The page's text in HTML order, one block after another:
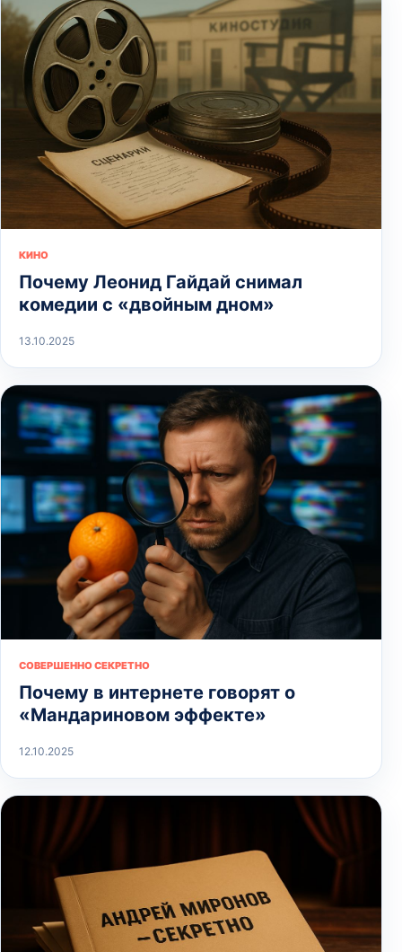
КИНО
Почему Леонид Гайдай снимал
комедии с «двойным дном»
13.10.2025
СОВЕРШЕННО СЕКРЕТНО
Почему в интернете говорят о
«Мандариновом эффекте»
12.10.2025